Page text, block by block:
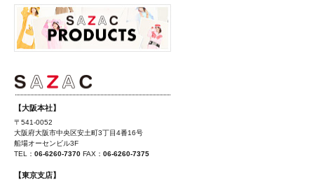
【大阪本社】
〒541-0052
大阪府大阪市中央区安土町3丁目4番16号
船場オーセンビル3F
TEL： 06-6260-7370 FAX： 06-6260-7375
【東京支店】